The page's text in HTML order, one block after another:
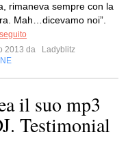
rimaneva sempre con la
Mah…dicevamo noi”.
2013 da
Ladyblitz
il suo mp3
Testimonial